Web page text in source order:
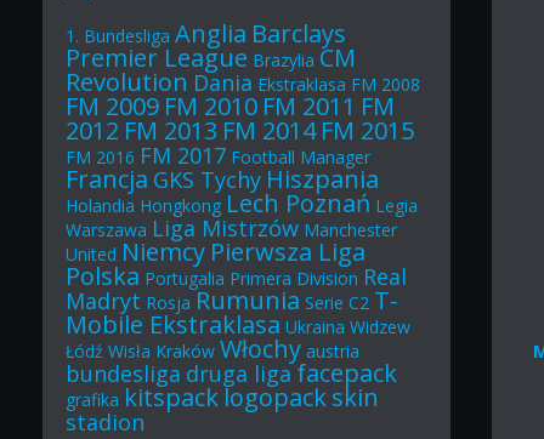
1. Bundesliga Anglia Barclays
Premier League Brazylia CM
Revolution Dania Ekstraklasa FM 2008
FM 2009 FM 2010 FM 2011 FM
2012 FM 2013 FM 2014 FM 2015
FM 2016 FM 2017 Football Manager
Francja GKS Tychy Hiszpania
Holandia Hongkong Lech Poznań Legia
Warszawa Liga Mistrzów Manchester
United Niemcy Pierwsza Liga
Polska Portugalia Primera Division Real
Madryt Rosja Rumunia Serie C2 T-
Mobile Ekstraklasa Ukraina Widzew
Łódź Wisła Kraków Włochy austria
bundesliga druga ligafacepack
grafika kitspacklogopackskin
stadion